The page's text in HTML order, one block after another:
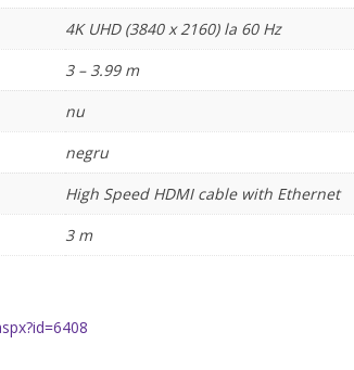
4K UHD (3840 x 2160) la 60 Hz
3 – 3.99 m
nu
negru
High Speed HDMI cable with Ethernet
3 m